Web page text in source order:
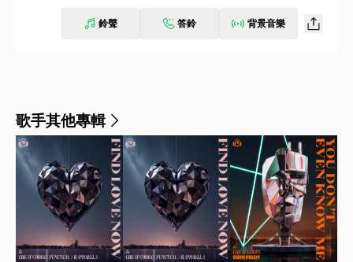
鈴聲 答鈴 背景音樂
歌手其他專輯